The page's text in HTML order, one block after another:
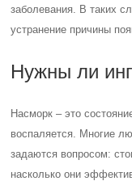
заболевания. В таких
устранение причины
Нужны ли
Насморк – это
воспаляется. Многие
задаются вопросом:
насколько они